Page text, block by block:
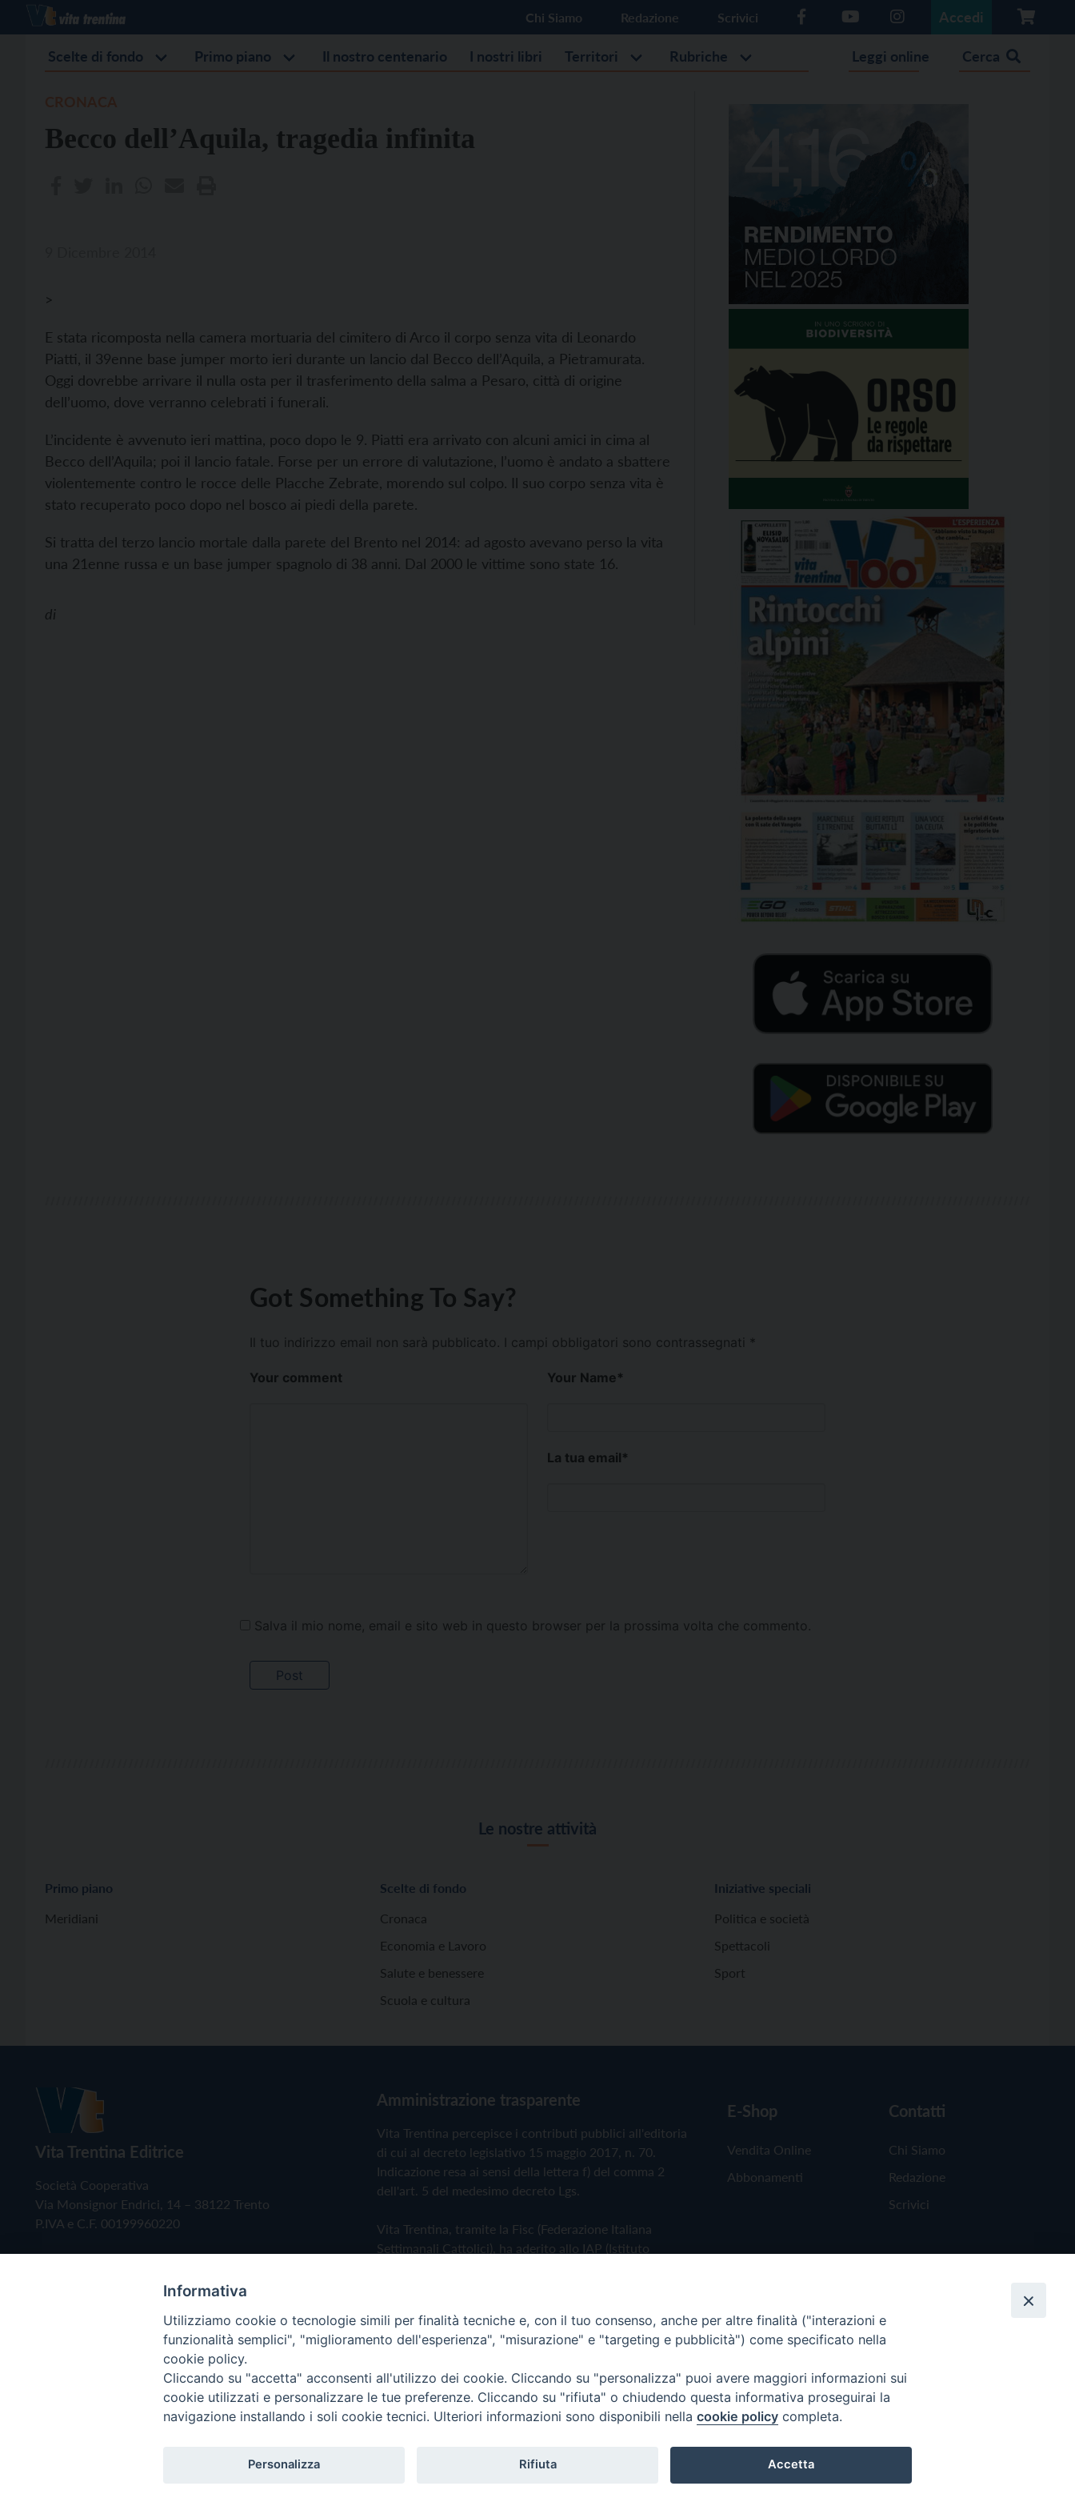
Chi Siamo Redazione Scrivici Accedi
Scelte di fondo Primo piano Il nostro centenario I nostri libri Territori Rubriche Leggi online Cerca
Becco dell’Aquila, tragedia infinita
>
E stata ricomposta nella camera mortuaria del cimitero di Arco il corpo senza vita di Leonardo
Piatti, il 39enne base jumper morto ieri durante un lancio dal Becco dell’Aquila, a Pietramurata.
Oggi dovrebbe arrivare il nulla osta per il trasferimento della salma a Pesaro, città di origine
dell’uomo, dove verranno celebrati i funerali.
L’incidente è avvenuto ieri mattina, poco dopo le 9. Piatti era arrivato con alcuni amici in cima al
Becco dell’Aquila; poi il lancio fatale. Forse per un errore di valutazione, l’uomo è andato a sbattere
violentemente contro le rocce delle Placche Zebrate, morendo sul colpo. Il suo corpo senza vita è
stato recuperato poco dopo nel bosco ai piedi della parete.
Si tratta del terzo lancio mortale dalla parete del Brento nel 2014: ad agosto avevano perso la vita
una 21enne russa e un base jumper spagnolo di 38 anni. Dal 2000 le vittime sono state 16.
di
Got Something To Say?
Il tuo indirizzo email non sarà pubblicato. I campi obbligatori sono contrassegnati *
Your comment Your Name*
La tua email*
Salva il mio nome, email e sito web in questo browser per la prossima volta che commento.
Le nostre attività
Primo piano
Meridiani
Scelte di fondo
Cronaca
Economia e Lavoro
Salute e benessere
Scuola e cultura
Iniziative speciali
Politica e società
Spettacoli
Sport
Vita Trentina Editrice
Società Cooperativa
Via Monsignor Endrici, 14 – 38122 Trento
P.IVA e C.F. 00199960220
Amministrazione trasparente
Vita Trentina percepisce i contributi pubblici all'editoria
di cui al decreto legislativo 15 maggio 2017, n. 70.
Indicazione resa ai sensi della lettera f) del comma 2
dell'art. 5 del medesimo decreto Lgs.
Vita Trentina, tramite la Fisc (Federazione Italiana
Settimanali Cattolici), ha aderito allo IAP (Istituto
Privacy Policy Cookie Policy
E-Shop
Vendita Online
Abbonamenti
Contatti
Chi Siamo
Redazione
Scrivici
Copyright © 2019 - Tutti i diritti riservati - Vita Trentina Editrice
Informativa
Utilizziamo cookie o tecnologie simili per finalità tecniche e, con il tuo consenso, anche per altre finalità ("interazioni e
funzionalità semplici", "miglioramento dell'esperienza", "misurazione" e "targeting e pubblicità") come specificato nella
cookie policy.
Cliccando su "accetta" acconsenti all'utilizzo dei cookie. Cliccando su "personalizza" puoi avere maggiori informazioni sui
cookie utilizzati e personalizzare le tue preferenze. Cliccando su "rifiuta" o chiudendo questa informativa proseguirai la
navigazione installando i soli cookie tecnici. Ulteriori informazioni sono disponibili nella cookie policy completa.
Personalizza Rifiuta Accetta